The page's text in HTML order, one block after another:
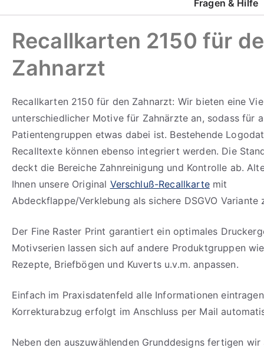
Fragen & Hilfe
Recallkarten 2150 für
Zahnarzt
Recallkarten 2150 für den Zahnarzt: Wir bieten eine
unterschiedlicher Motive für Zahnärzte an, sodass für
Patientengruppen etwas dabei ist. Bestehende
Recalltexte können ebenso integriert werden. Die
deckt die Bereiche Zahnreinigung und Kontrolle ab.
Ihnen unsere Original Verschluß-Recallkartemit
Abdeckflappe/Verklebung als sichere DSGVO Variante
Der Fine Raster Print garantiert ein optimales
Motivserien lassen sich auf andere Produktgruppen
Rezepte, Briefbögen und Kuverts u.v.m. anpassen.
Einfach im Praxisdatenfeld alle Informationen
Korrekturabzug erfolgt im Anschluss per Mail
Neben den auszuwählenden Grunddesigns fertigen wir